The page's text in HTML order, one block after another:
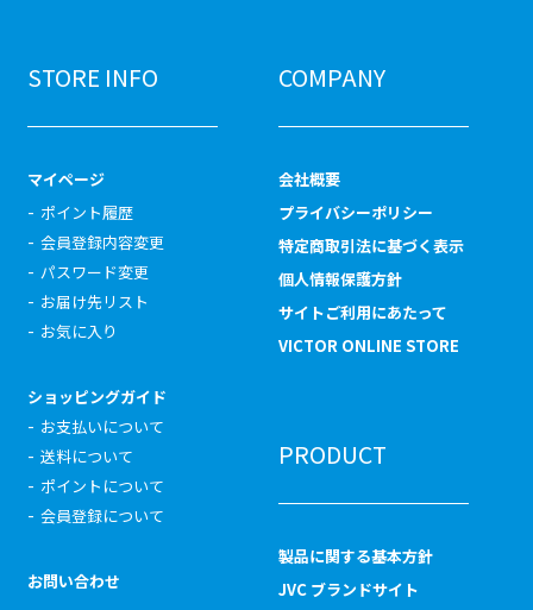
STORE INFO
マイページ
ポイント履歴
会員登録内容変更
パスワード変更
お届け先リスト
お気に入り
ショッピングガイド
お支払いについて
送料について
ポイントについて
会員登録について
お問い合わせ
COMPANY
会社概要
プライバシーポリシー
特定商取引法に基づく表示
個人情報保護方針
サイトご利用にあたって
VICTOR ONLINE STORE
PRODUCT
製品に関する基本方針
JVC ブランドサイト